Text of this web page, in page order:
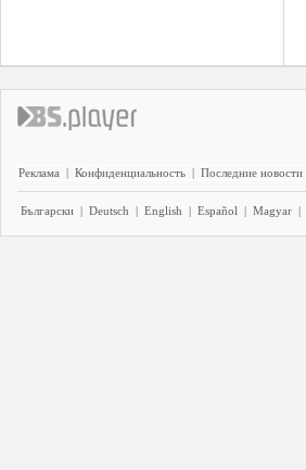
Реклама | Конфиденциальность | Последние новости
Български | Deutsch | English | Español | Magyar |